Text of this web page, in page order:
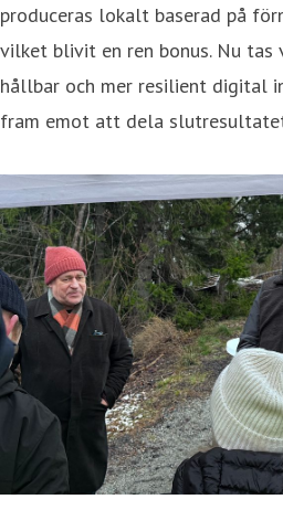
produceras lokalt baserad på
vilket blivit en ren bonus. Nu tas
hållbar och mer resilient digital
fram emot att dela